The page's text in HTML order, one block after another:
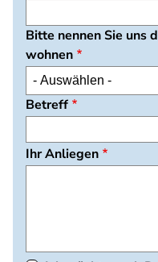
Bitte nennen Sie uns
wohnen
Betreff
Ihr Anliegen